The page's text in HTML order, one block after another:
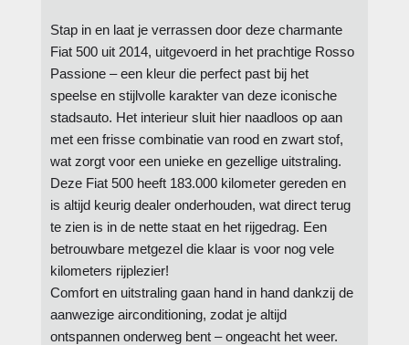
Stap in en laat je verrassen door deze charmante
Fiat 500 uit 2014, uitgevoerd in het prachtige Rosso
Passione – een kleur die perfect past bij het
speelse en stijlvolle karakter van deze iconische
stadsauto. Het interieur sluit hier naadloos op aan
met een frisse combinatie van rood en zwart stof,
wat zorgt voor een unieke en gezellige uitstraling.
Deze Fiat 500 heeft 183.000 kilometer gereden en
is altijd keurig dealer onderhouden, wat direct terug
te zien is in de nette staat en het rijgedrag. Een
betrouwbare metgezel die klaar is voor nog vele
kilometers rijplezier!
Comfort en uitstraling gaan hand in hand dankzij de
aanwezige airconditioning, zodat je altijd
ontspannen onderweg bent – ongeacht het weer.